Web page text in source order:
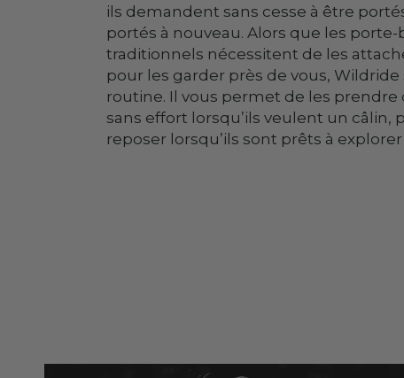
ils demandent sans cesse à être
portés à nouveau. Alors que les porte-
traditionnels nécessitent de les
pour les garder près de vous,
routine. Il vous permet de les prendre
sans effort lorsqu’ils veulent un câlin,
reposer lorsqu’ils sont prêts à